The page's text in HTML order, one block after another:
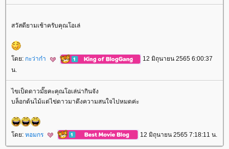
สวัสดียามเช้าครับคุณโอเล่
ดย: กะว่าก๋า
12 มิถุนายน 2565 6:00:37
น.
ไขเป็ดดาวมั๊ยคะคุณโอเล่น่ากินจัง
บล็อกต้นไม้แต่ไข่ดาวมาดึงความสนใจไปหมดค่ะ
ดย: หอมกร 12 มิถุนายน 2565 7:18:11 น.